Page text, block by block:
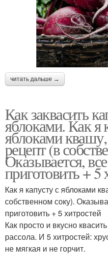
читать дальше →
Как заквасить
яблоками. Как я
яблоками
рецепт (в
Оказывается,
приготовить + 5
Как я капусту с яблоками
собственном соку).
приготовить + 5 хитростей
Как просто и вкусно
рассола. И 5 хитростей:
не мягкая и не горчит.